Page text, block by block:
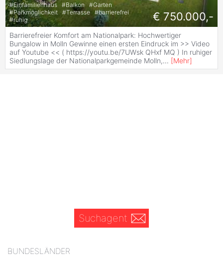
#Einfamilienhaus #Balkon #Garten
#Parkmöglichkeit #Terrasse #barrierefrei
#ruhig € 750.000,-
Barrierefreier Komfort am Nationalpark: Hochwertiger
Bungalow in Molln Gewinne einen ersten Eindruck im >> Video
auf Youtube << ( https://youtu.be/7UWsk QHxf MQ ) In ruhiger
Siedlungslage der Nationalparkgemeinde Molln,... [Mehr]
Suchagent
BUNDESLÄNDER